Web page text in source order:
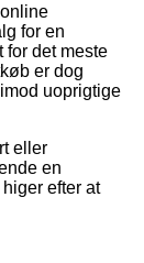
for en
for det meste
er dog
uoprigtige
eller
en
efter at